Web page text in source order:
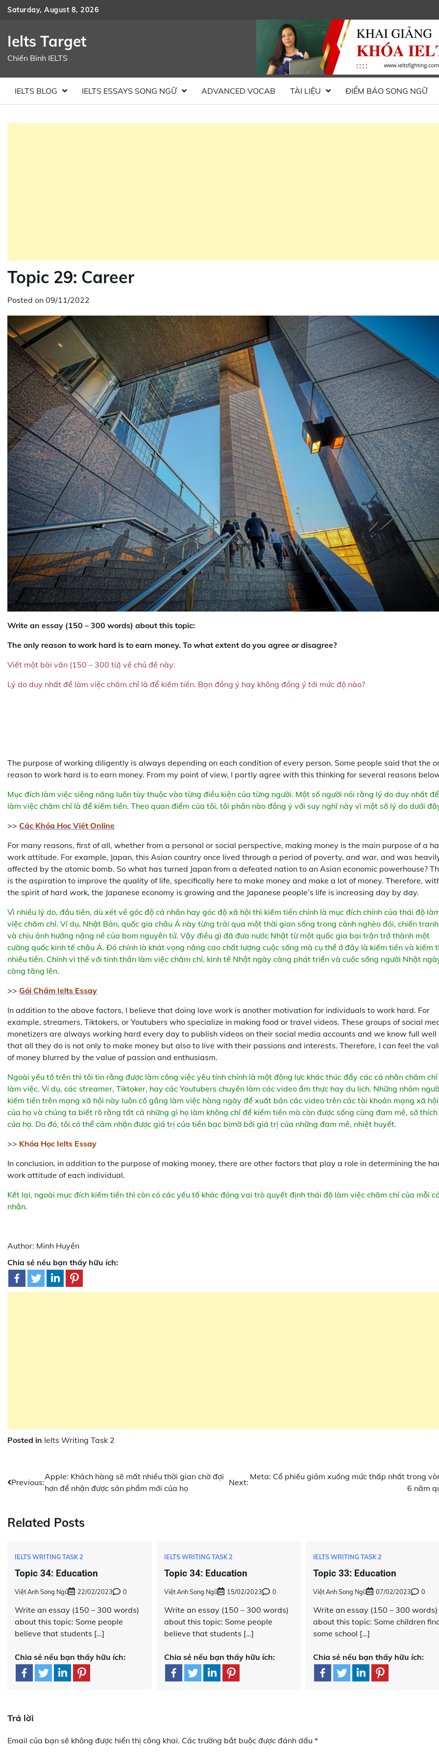
SkipSaturday, August 8, 2026
Ielts Target
Chiến Binh IELTS
IELTS BLOG IELTS ESSAYS SONG NGỮ ADVANCED VOCAB TÀI LIỆU ĐIỂM BÁO SONG NGỮ
Topic 29: Career
Posted on 09/11/2022
Write an essay (150 – 300 words) about this topic:
The only reason to work hard is to earn money. To what extent do you agree or disagree?
Viết một bài văn (150 – 300 từ) về chủ đề này:
Lý do duy nhất để làm việc chăm chỉ là để kiếm tiền. Bạn đồng ý hay không đồng ý tới mức độ nào?
The purpose of working diligently is always depending on each condition of every person. Some people said that the
reason to work hard is to earn money. From my point of view, I partly agree with this thinking for several reasons
Mục đích làm việc siêng năng luôn tùy thuộc vào từng điều kiện của từng người. Một số người nói rằng lý do duy nhất để
làm việc chăm chỉ là để kiếm tiền. Theo quan điểm của tôi, tôi phần nào đồng ý với suy nghĩ này vì một số lý do dưới
>> Các Khóa Học Viết Online
For many reasons, first of all, whether from a personal or social perspective, making money is the main purpose of a
work attitude. For example, Japan, this Asian country once lived through a period of poverty, and war, and was
affected by the atomic bomb. So what has turned Japan from a defeated nation to an Asian economic powerhouse?
is the aspiration to improve the quality of life, specifically here to make money and make a lot of money. Therefore,
the spirit of hard work, the Japanese economy is growing and the Japanese people’s life is increasing day by day.
Vì nhiều lý do, đầu tiên, dù xét về góc độ cá nhân hay góc độ xã hội thì kiếm tiền chính là mục đích chính của thái độ
việc chăm chỉ. Ví dụ, Nhật Bản, quốc gia châu Á này từng trải qua một thời gian sống trong cảnh nghèo đói, chiến
và chịu ảnh hưởng nặng nề của bom nguyên tử. Vậy điều gì đã đưa nước Nhật từ một quốc gia bại trận trở thành một
cường quốc kinh tế châu Á. Đó chính là khát vọng nâng cao chất lượng cuộc sống mà cụ thể ở đây là kiếm tiền và kiếm
nhiều tiền. Chính vì thế với tinh thần làm việc chăm chỉ, kinh tế Nhật ngày càng phát triển và cuộc sống người Nhật
càng tăng lên.
>> Gói Chấm Ielts Essay
In addition to the above factors, I believe that doing love work is another motivation for individuals to work hard. For
example, streamers, Tiktokers, or Youtubers who specialize in making food or travel videos. These groups of social
monetizers are always working hard every day to publish videos on their social media accounts and we know full well
that all they do is not only to make money but also to live with their passions and interests. Therefore, I can feel the
of money blurred by the value of passion and enthusiasm.
Ngoài yếu tố trên thì tôi tin rằng được làm công việc yêu tính chính là một động lực khác thúc đẩy các cá nhân chăm chỉ
làm việc. Ví dụ, các streamer, Tiktoker, hay các Youtubers chuyên làm các video ẩm thực hay du lịch. Những nhóm
kiếm tiền trên mạng xã hội này luôn cố gắng làm việc hàng ngày để xuất bản các video trên các tài khoản mạng xã hội
của họ và chúng ta biết rõ rằng tất cả những gì họ làm không chỉ để kiếm tiền mà còn được sống cùng đam mê, sở thích
của họ. Do đó, tôi có thể cảm nhận được giá trị của tiền bạc bịmờ bởi giá trị của những đam mê, nhiệt huyết.
>> Khóa Học Ielts Essay
In conclusion, in addition to the purpose of making money, there are other factors that play a role in determining the
work attitude of each individual.
Kết lại, ngoài mục đích kiếm tiền thì còn có các yếu tố khác đóng vai trò quyết định thái độ làm việc chăm chỉ của mỗi
nhân.
Author: Minh Huyền
Chia sẻ nếu bạn thấy hữu ích:
Posted in Ielts Writing Task 2
Điều
bài
viết
Previous:
Apple: Khách hàng sẽ mất nhiều thời gian chờ đợi
hơn để nhận được sản phẩm mới của họ
Next:
Meta: Cổ phiếu giảm xuống mức thấp nhất trong
6 năm
Related Posts
IELTS WRITING TASK 2
Topic 34: Education
Việt Anh Song Ngữ 22/02/2023 0
Write an essay (150 – 300 words)
about this topic: Some people
believe that students […]
Chia sẻ nếu bạn thấy hữu ích:
IELTS WRITING TASK 2
Topic 34: Education
Việt Anh Song Ngữ 15/02/2023 0
Write an essay (150 – 300 words)
about this topic: Some people
believe that students […]
Chia sẻ nếu bạn thấy hữu ích:
IELTS WRITING TASK 2
Topic 33: Education
Việt Anh Song Ngữ 07/02/2023 0
Write an essay (150 – 300 words)
about this topic: Some children
some school […]
Chia sẻ nếu bạn thấy hữu ích:
Trả lời
Email của bạn sẽ không được hiển thị công khai. Các trường bắt buộc được đánh dấu *